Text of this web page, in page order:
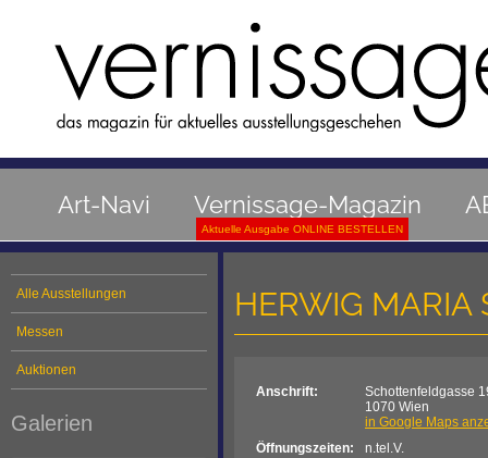
Art-Navi Vernissage-Magazin
Aktuelle Ausgabe ONLINE BESTELLEN
Alle Ausstellungen
Messen
Auktionen
Galerien
HERWIG MARIA
Anschrift:
Schottenfeldgasse
1070 Wien
in Google Maps
Öffnungszeiten:
n.tel.V.